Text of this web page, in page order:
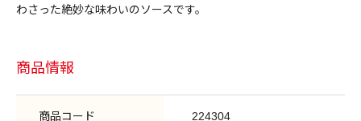
わさった絶妙な味わいのソースです。
商品情報
商品コード 224304